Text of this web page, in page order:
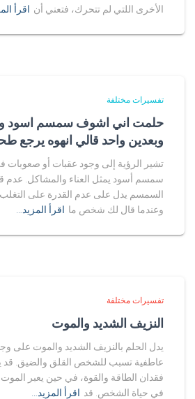
الأخرى اللتي لم تتحرك، فتعني أن اقرأ
تفسيرات مختلفة
حلمت اني اشوف سمسم اسود
وبعدين واحد قالي انهوه يرجع
تشير الرؤية إلى وجود عقبات أو صعوبات
سمسم أسود يمثل العناء والمشاكل. عدم
السمسم يدل على عدم القدرة على التغلب
وعندما قال لك شخص ما اقرأ المزيد…
تفسيرات مختلفة
النزيف الشديد والموت
يدل الحلم بالنزيف الشديد والموت على
عاطفية تسبب للشخص القلق والضيق. قد
فقدان الطاقة والقوة، في حين يعبر
في حياة الشخص. قد اقرأ المزيد…